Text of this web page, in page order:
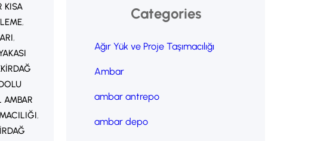
KISA
AMBAR
Categories
Ağır Yük ve Proje Taşımacılığı
Ambar
ambar antrepo
ambar depo